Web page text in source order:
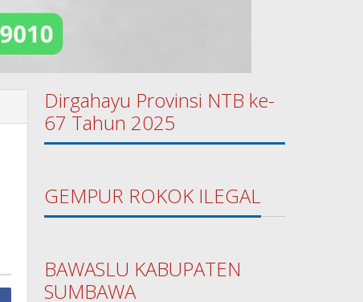
Dirgahayu Provinsi NTB ke-
67 Tahun 2025
GEMPUR ROKOK ILEGAL
BAWASLU KABUPATEN
SUMBAWA